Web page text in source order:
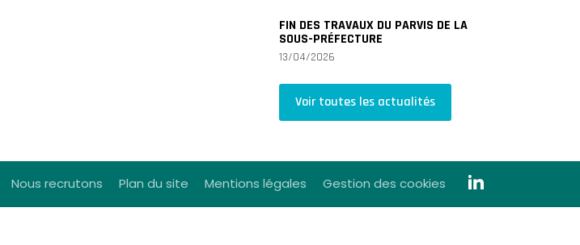
FIN DES TRAVAUX DU PARVIS DE LA
SOUS-PRÉFECTURE
13/04/2026
Voir toutes les actualités
Nous recrutons Plan du site Mentions légales Gestion des cookies